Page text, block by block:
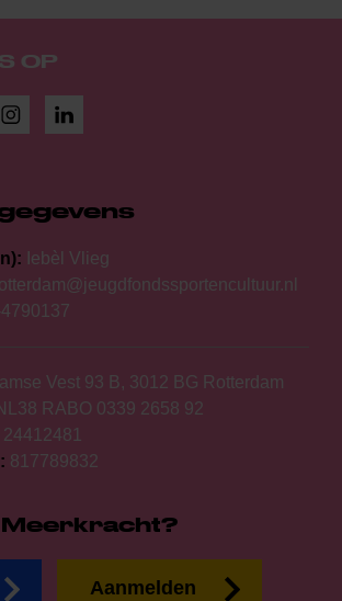
OP
Iebèl Vlieg
Vest 93 B, 3012 BG Rotterdam
RABO 0339 2658 92
24412481
817789832
Meerkracht?
Aanmelden